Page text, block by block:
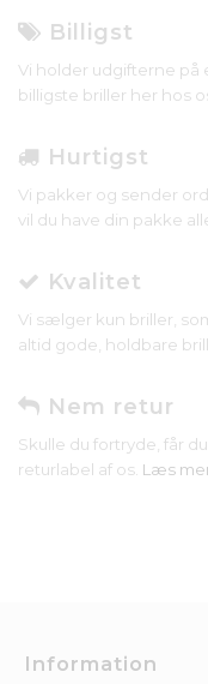
Billigst
Vi holder udgifterne på
billigste briller her hos
Hurtigst
Vi pakker og sender
vil du have din pakke
Kvalitet
Vi sælger kun briller,
altid gode, holdbare
Nem retur
Skulle du fortryde, får
returlabel af os. Læs
Information